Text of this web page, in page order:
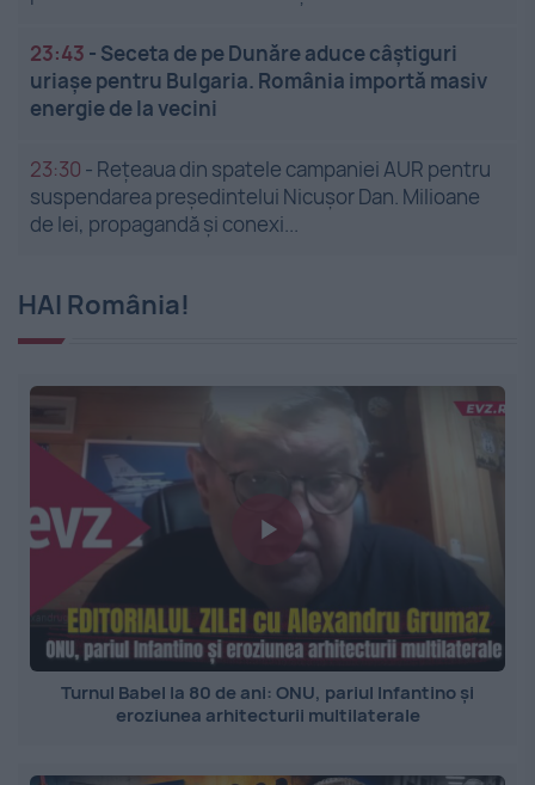
23:43 - Seceta de pe Dunăre aduce câștiguri
uriașe pentru Bulgaria. România importă masiv
energie de la vecini
23:30 - Rețeaua din spatele campaniei AUR pentru
suspendarea președintelui Nicușor Dan. Milioane
de lei, propagandă și conexi...
HAI România!
Turnul Babel la 80 de ani: ONU, pariul Infantino și
eroziunea arhitecturii multilaterale